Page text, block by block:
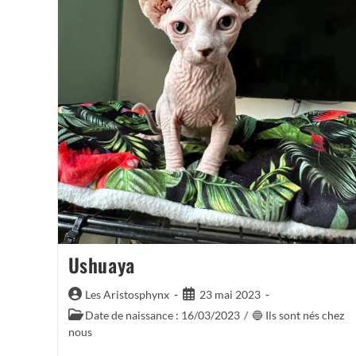
Ushuaya
Auteur/autrice
de
Les Aristosphynx
Publication
publiée :
23 mai 2023
Post
category:
Date de naissance : 16/03/2023 / 🔵 Ils sont nés chez
nous